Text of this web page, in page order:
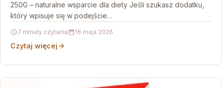
250G – naturalne wsparcie dla diety Jeśli szukasz dodatku,
który wpisuje się w podejście…
7 minuty czytania 16 maja 2026
Czytaj więcej